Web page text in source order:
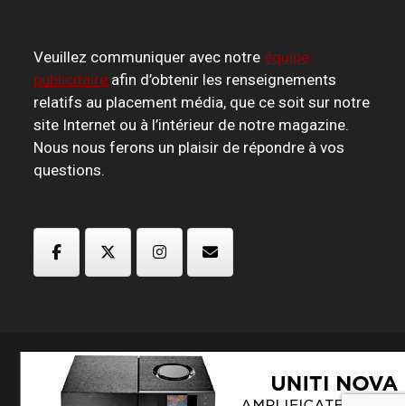
Veuillez communiquer avec notre équipe
publicitaire afin d’obtenir les renseignements
relatifs au placement média, que ce soit sur notre
site Internet ou à l’intérieur de notre magazine.
Nous nous ferons un plaisir de répondre à vos
questions.